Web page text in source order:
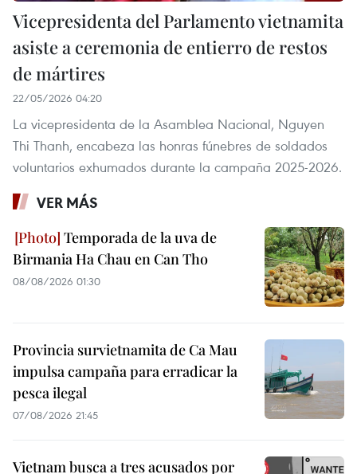
Vicepresidenta del Parlamento vietnamita
asiste a ceremonia de entierro de restos
de mártires
22/05/2026 04:20
La vicepresidenta de la Asamblea Nacional, Nguyen
Thi Thanh, encabeza las honras fúnebres de soldados
voluntarios exhumados durante la campaña 2025-2026.
VER MÁS
Temporada de la uva de
Birmania Ha Chau en Can Tho
08/08/2026 01:30
Provincia survietnamita de Ca Mau
impulsa campaña para erradicar la
pesca ilegal
07/08/2026 21:45
Vietnam busca a tres acusados por